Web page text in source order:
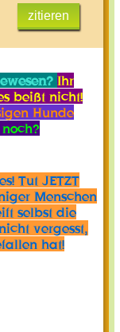
zitieren
Ihr
beißt nicht!
Hunde
Tut JETZT
Menschen
selbst die
vergesst,
hat!